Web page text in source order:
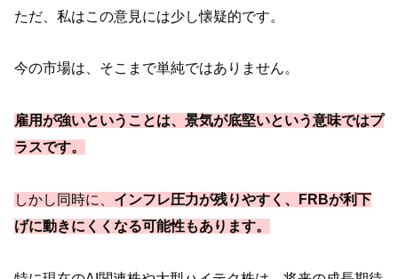
ただ、私はこの意見には少し懐疑的です。
今の市場は、そこまで単純ではありません。
雇用が強いということは、景気が底堅いという意味ではプ
ラスです。
しかし同時に、 インフレ圧力が残りやすく、FRBが利下
げに動きにくくなる可能性もあります。